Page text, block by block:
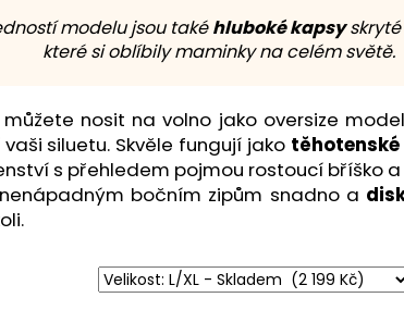
modelu jsou takéhluboké kapsyskryté
které si oblíbily maminky na celém světě.
můžete nosit na volno jako oversize
siluetu. Skvěle fungují jako
s přehledem pojmou rostoucí bříško a
bočním zipům snadno a